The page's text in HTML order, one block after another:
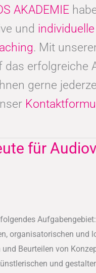
AKADEMIE
und
. Mit
das erfolgreiche
gerne
für
organisatorischen
Beurteilen von
und